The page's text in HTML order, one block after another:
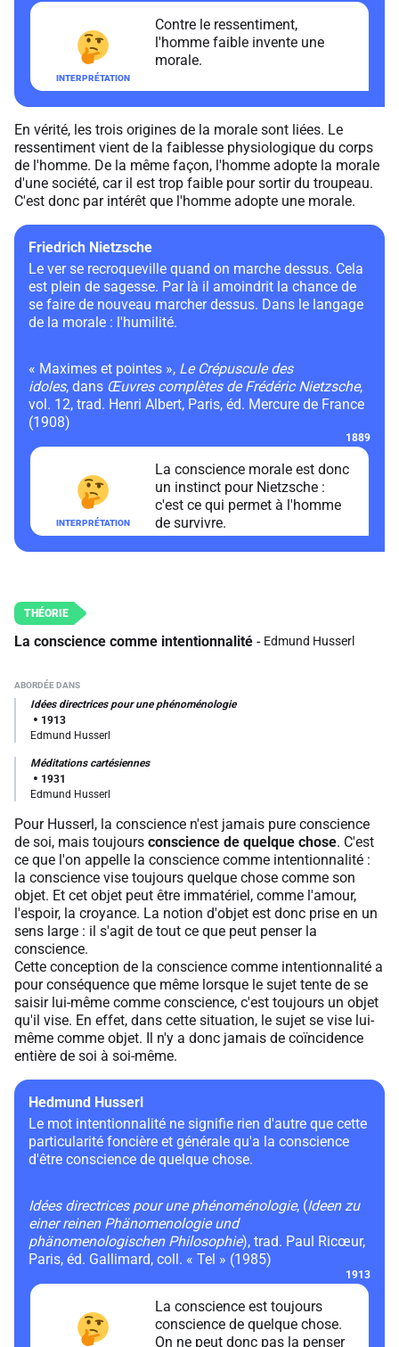
Contre le ressentiment,
l'homme faible invente une
morale.
En vérité, les trois origines de la morale sont liées. Le
ressentiment vient de la faiblesse physiologique du corps
de l'homme. De la même façon, l'homme adopte la morale
d'une société, car il est trop faible pour sortir du troupeau.
C'est donc par intérêt que l'homme adopte une morale.
Le ver se recroqueville quand on marche dessus. Cela
est plein de sagesse. Par là il amoindrit la chance de
se faire de nouveau marcher dessus. Dans le langage
de la morale : l'humilité.
Friedrich Nietzsche
« Maximes et pointes », Le Crépuscule des
idoles, dans Œuvres complètes de Frédéric Nietzsche,
vol. 12, trad. Henri Albert, Paris, éd. Mercure de France
(1908)
1889
La conscience morale est donc
un instinct pour Nietzsche :
c'est ce qui permet à l'homme
de survivre.
La conscience comme intentionnalité Edmund Husserl
Edmund Husserl
Idées directrices pour une phénoménologie
1913
Edmund Husserl
Méditations cartésiennes
1931
Pour Husserl, la conscience n'est jamais pure conscience
de soi, mais toujours conscience de quelque chose. C'est
ce que l'on appelle la conscience comme intentionnalité :
la conscience vise toujours quelque chose comme son
objet. Et cet objet peut être immatériel, comme l'amour,
l'espoir, la croyance. La notion d'objet est donc prise en un
sens large : il s'agit de tout ce que peut penser la
conscience.
Cette conception de la conscience comme intentionnalité a
pour conséquence que même lorsque le sujet tente de se
saisir lui-même comme conscience, c'est toujours un objet
qu'il vise. En effet, dans cette situation, le sujet se vise lui-
même comme objet. Il n'y a donc jamais de coïncidence
entière de soi à soi-même.
Le mot intentionnalité ne signifie rien d'autre que cette
particularité foncière et générale qu'a la conscience
d'être conscience de quelque chose.
Hedmund Husserl
Idées directrices pour une phénoménologie, (Ideen zu
einer reinen Phänomenologie und
phänomenologischen Philosophie), trad. Paul Ricœur,
Paris, éd. Gallimard, coll. « Tel » (1985)
1913
La conscience est toujours
conscience de quelque chose.
On ne peut donc pas la penser